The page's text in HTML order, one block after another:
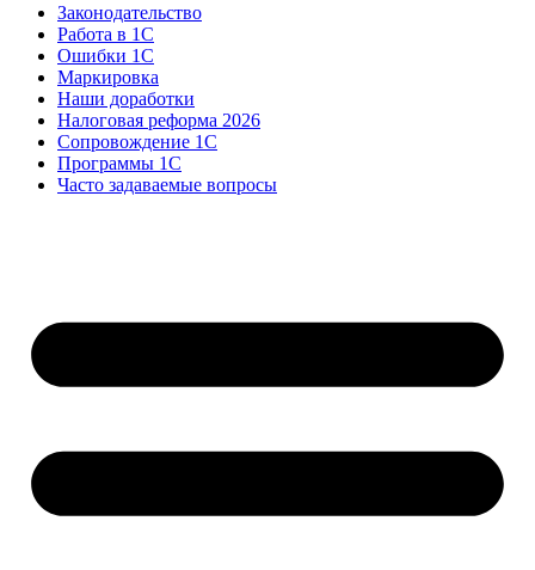
Законодательство
Работа в 1С
Ошибки 1С
Маркировка
Наши доработки
Налоговая реформа 2026
Сопровождение 1С
Программы 1С
Часто задаваемые вопросы